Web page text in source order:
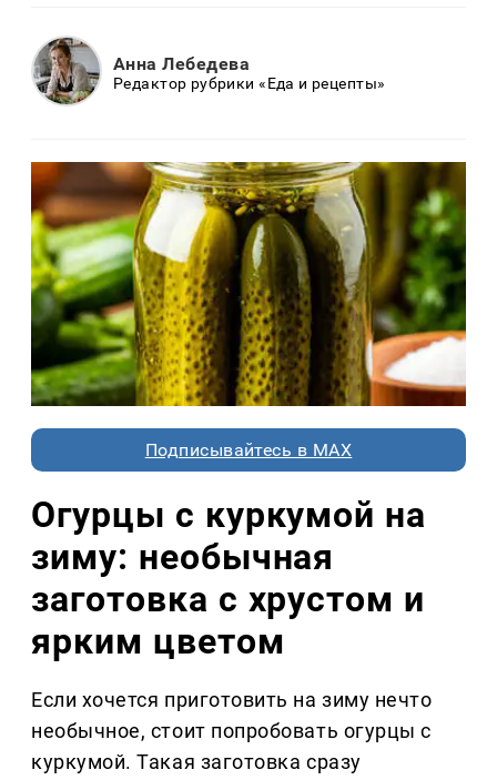
Анна Лебедева
Редактор рубрики «Еда и рецепты»
Подписывайтесь в MAX
Огурцы с куркумой на
зиму: необычная
заготовка с хрустом и
ярким цветом
Если хочется приготовить на зиму нечто
необычное, стоит попробовать огурцы с
куркумой. Такая заготовка сразу